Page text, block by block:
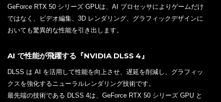
GeForce RTX 50 シリーズ GPUは、AI プロセッサによりゲームだけ
ではなく、ビデオ編集、3D レンダリング、グラフィックデザインに
おいても驚異的な性能を引き出します。
AI で性能が飛躍する『NVIDIA DLSS 4』
DLSS は AI を活用して性能を向上させ、遅延を削減し、グラフィッ
クスを強化するニューラルレンダリング技術です。
最先端の技術である DLSS 4は、GeForce RTX 50 シリーズ GPU と